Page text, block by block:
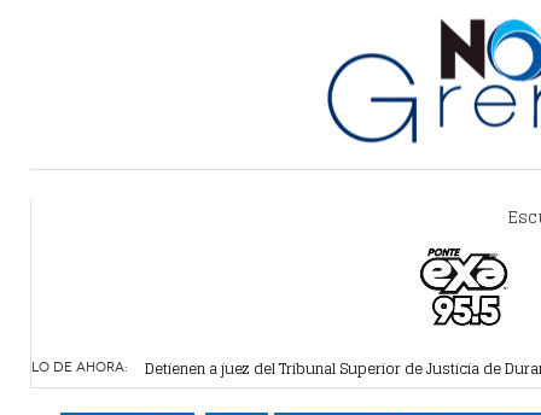
LO DE AHORA:
Alertan por plaga de garrapatas en Villa Zaragoza- hace
Reiteran estrategia para combate a la extorsión en
Por falta de agua, vecinos de Villa Zaragoza
Detienen a juez del Tribunal Superior de Justicia de